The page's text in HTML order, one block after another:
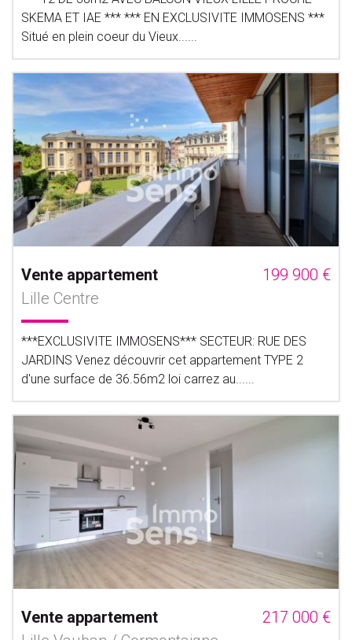
SKEMA ET IAE *** *** EN EXCLUSIVITE IMMOSENS ***
Situé en plein coeur du Vieux......
Vente appartement
199 900 €
Lille Centre
***EXCLUSIVITE IMMOSENS*** SECTEUR: RUE DES
JARDINS Venez découvrir cet appartement TYPE 2
d'une surface de 36.56m2 loi carrez au......
Vente appartement
217 000 €